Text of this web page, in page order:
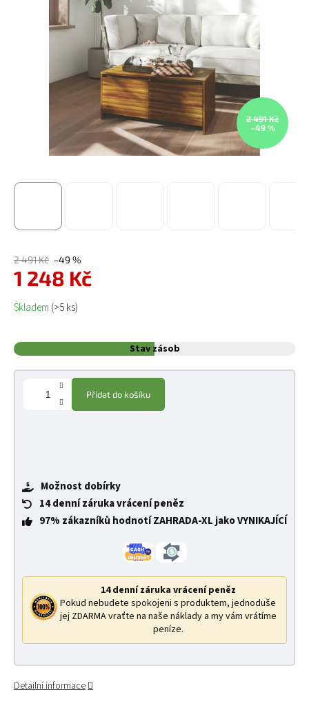
2 491 Kč
–49 %
2 491 Kč –49 %
1 248 Kč
Měrná cena:
Skladem (>5 ks)
Stav zásob
Přidat do košíku
Možnost dobírky
14 denní záruka vrácení peněz
97% zákazníků hodnotí ZAHRADA-XL jako VYNIKAJÍCÍ
14 denní záruka vrácení peněz
Pokud nebudete spokojeni s produktem, jednoduše
jej ZDARMA vraťte na naše náklady a my vám vrátíme
peníze.
Detailní informace